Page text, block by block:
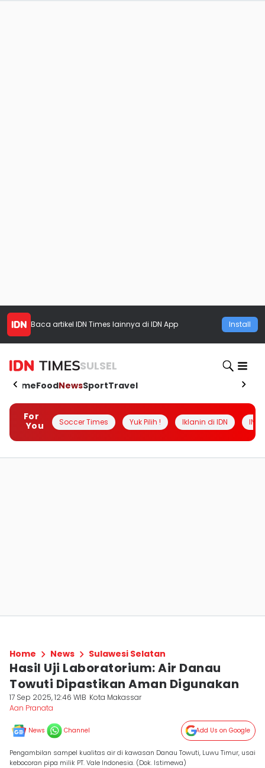
Baca artikel IDN Times lainnya di IDN App Install
SULSEL
HomeFoodNewsSportTravel
For
You
Soccer Times Yuk Pilih ! Iklanin di IDN
Home News Sulawesi Selatan
Hasil Uji Laboratorium: Air Danau
Towuti Dipastikan Aman Digunakan
17 Sep 2025, 12:46 WIB Kota Makassar
Aan Pranata
News Channel Add Us on Google
Pengambilan sampel kualitas air di kawasan Danau Towuti, Luwu Timur, usai
kebocoran pipa milik PT. Vale Indonesia. (Dok. Istimewa)